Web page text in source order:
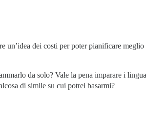
dei costi per poter pianificare
da solo? Vale la pena imparare i
di simile su cui potrei basarmi?